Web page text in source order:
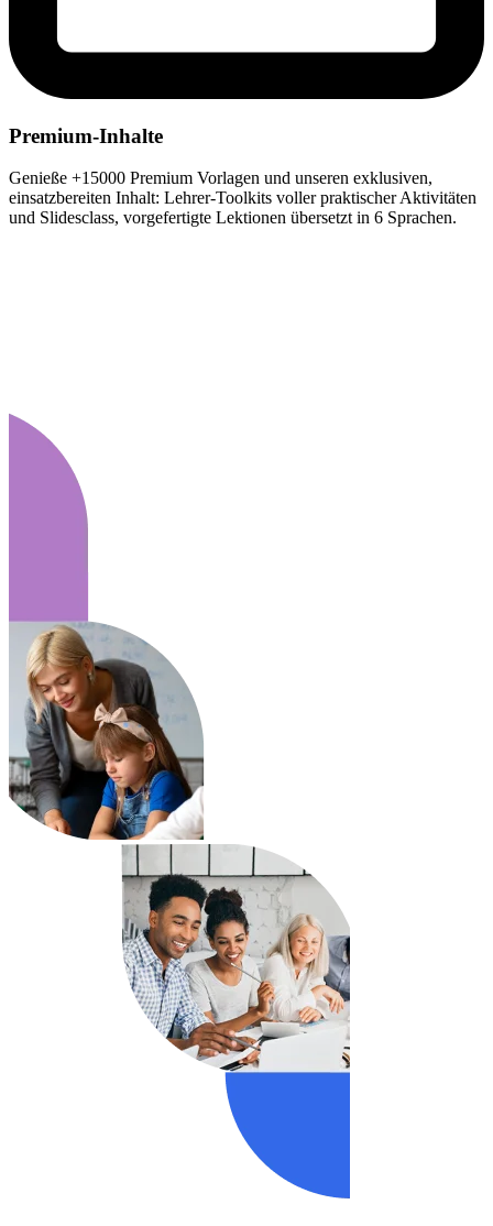
Premium-Inhalte
Genieße +15000 Premium Vorlagen und unseren exklusiven,
einsatzbereiten Inhalt: Lehrer-Toolkits voller praktischer Aktivitäten
und Slidesclass, vorgefertigte Lektionen übersetzt in 6 Sprachen.